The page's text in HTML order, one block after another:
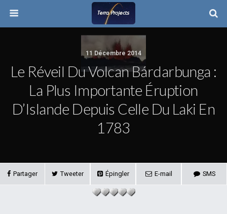
11 Décembre 2014
Le Réveil Du Volcan Bárdarbunga :
La Plus Importante Éruption
D’Islande Depuis Celle Du Laki En
1783
Partager Tweeter Épingler E-mail SMS